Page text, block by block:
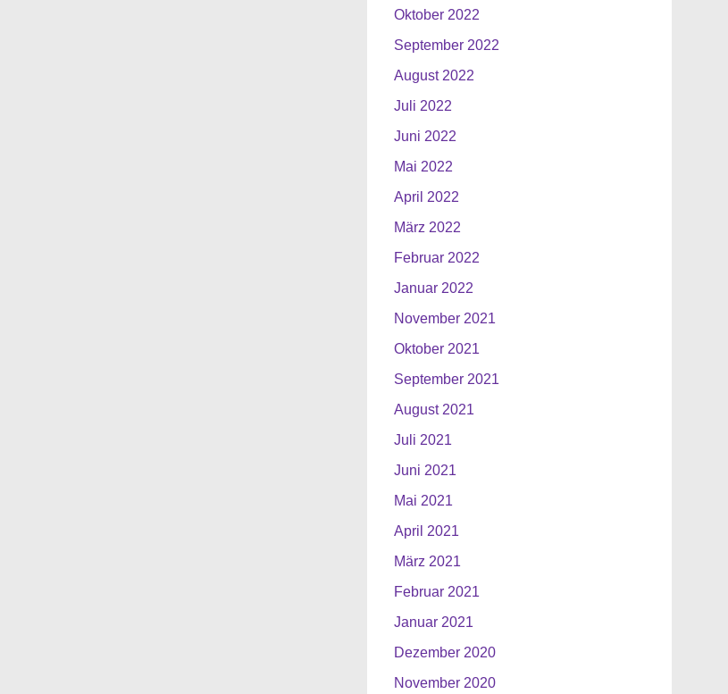
Oktober 2022
September 2022
August 2022
Juli 2022
Juni 2022
Mai 2022
April 2022
März 2022
Februar 2022
Januar 2022
November 2021
Oktober 2021
September 2021
August 2021
Juli 2021
Juni 2021
Mai 2021
April 2021
März 2021
Februar 2021
Januar 2021
Dezember 2020
November 2020